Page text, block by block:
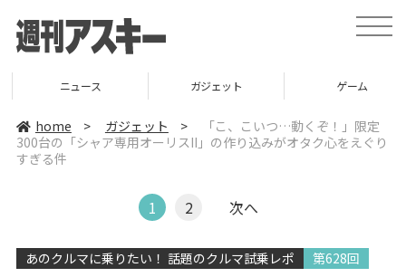
t
o
a
v
i
ニュース ガジェット ゲーム
home > ガジェット >
「こ、こいつ…動くぞ！」限定
300台の「シャア専用オーリスII」の作り込みがオタク心をえぐり
すぎる件
1 2 次へ
あのクルマに乗りたい！ 話題のクルマ試乗レポ 第628回